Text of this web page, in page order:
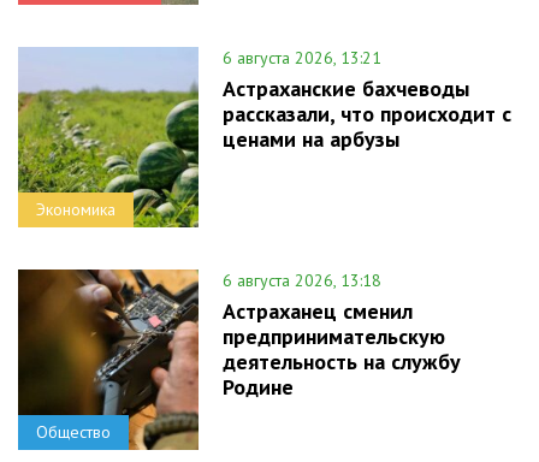
Экономика
6 августа 2026, 13:21
Астраханские бахчеводы
рассказали, что происходит с
ценами на арбузы
Общество
6 августа 2026, 13:18
Астраханец сменил
предпринимательскую
деятельность на службу
Родине